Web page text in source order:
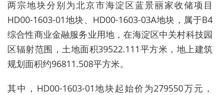
两宗地块分别为北京市海淀区蓝景丽家收储项目
HD00-1603-01地块、HD00-1603-03A地块 ， 属于B4
综合性商业金融服务业用地，在海淀区中关村科技园
区辐射范围，土地面积39522.111平方米，地上建筑
规划面积约96811.508平方米。
其中，HD00-1603-01地块起始价为279550万元，